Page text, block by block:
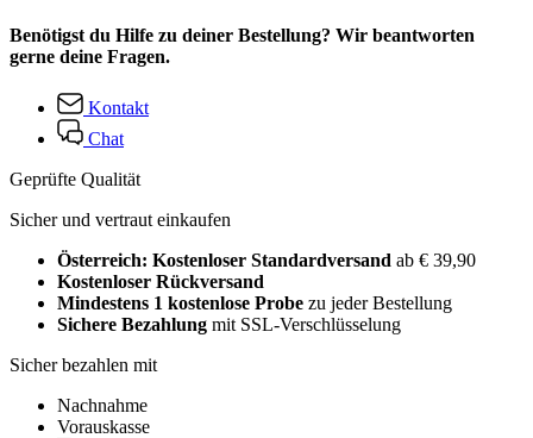
Benötigst du Hilfe zu deiner Bestellung? Wir beantworten
gerne deine Fragen.
Kontakt
Chat
Geprüfte Qualität
Sicher und vertraut einkaufen
Österreich: Kostenloser Standardversand ab € 39,90
Kostenloser Rückversand
Mindestens 1 kostenlose Probe zu jeder Bestellung
Sichere Bezahlung mit SSL-Verschlüsselung
Sicher bezahlen mit
Nachnahme
Vorauskasse